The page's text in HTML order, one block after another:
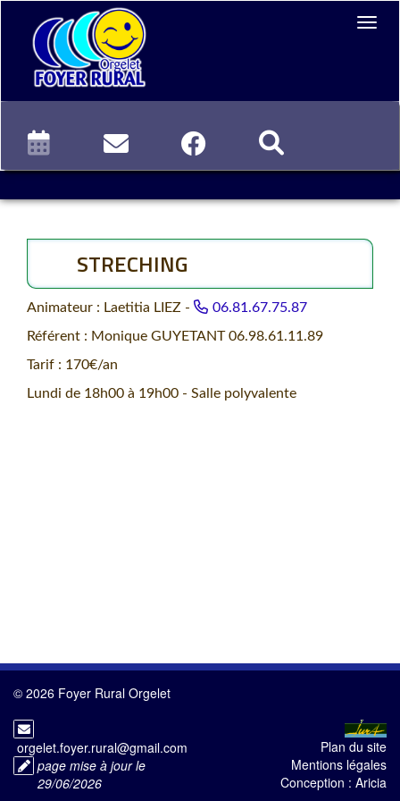
STRECHING
Animateur : Laetitia LIEZ -
06.81.67.75.87
Référent : Monique GUYETANT 06.98.61.11.89
Tarif : 170€/an
Lundi de 18h00 à 19h00 - Salle polyvalente
© 2026 Foyer Rural Orgelet
orgelet.foyer.rural@gmail.com
page mise à jour le
29/06/2026
Plan du site
Mentions légales
Conception : Aricia